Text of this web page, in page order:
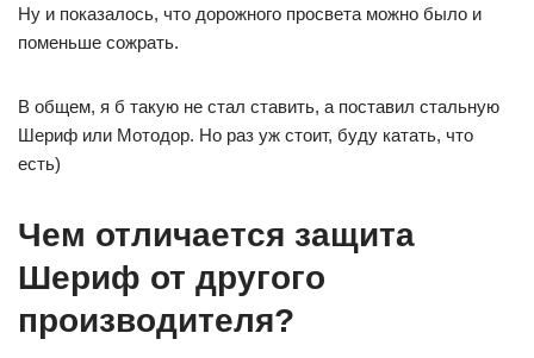
Ну и показалось, что дорожного просвета можно было и
поменьше сожрать.
В общем, я б такую не стал ставить, а поставил стальную
Шериф или Мотодор. Но раз уж стоит, буду катать, что
есть)
Чем отличается защита
Шериф от другого
производителя?